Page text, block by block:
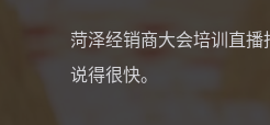
菏泽经销商大会培训直播
说得很快。